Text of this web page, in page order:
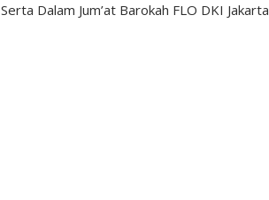
Serta Dalam Jum’at Barokah FLO DKI Jakarta